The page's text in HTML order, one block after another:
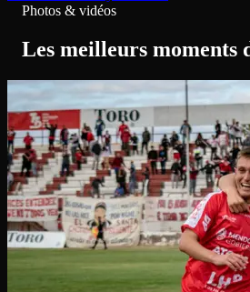
Photos & vidéos
Les meilleurs moments